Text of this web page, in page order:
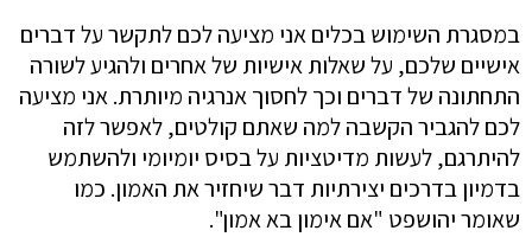
במסגרת השימוש בכלים אני מציעה לכם לתקשר על דברים
אישיים שלכם, על שאלות אישיות של אחרים ולהגיע לשורה
התחתונה של דברים וכך לחסוך אנרגיה מיותרת. אני מציעה
לכם להגביר הקשבה למה שאתם קולטים, לאפשר לזה
להיתרגם, לעשות מדיטציות על בסיס יומיומי ולהשתמש
בדמיון בדרכים יצירתיות דבר שיחזיר את האמון. כמו
שאומר יהושפט "אם אימון בא אמון".